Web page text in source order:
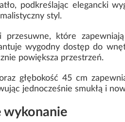
podkreślając elegancki
styl.
które
wygodny dostęp do
powiększa przestrzeń.
głębokość 45 cm
jednocześnie smukłą i
wykonanie